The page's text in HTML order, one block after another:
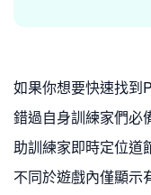
如果你想要快速找到
錯過自身訓練家們必
助訓練家即時定位道
不同於遊戲內僅顯示